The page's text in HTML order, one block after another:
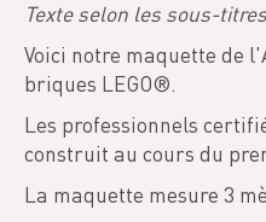
Texte selon les sous-
Voici notre maquette de
briques LEGO®.
Les professionnels
construit au cours du
La maquette mesure 3